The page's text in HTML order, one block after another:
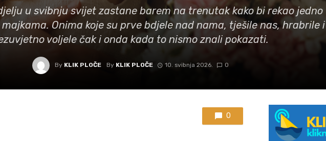
u svibnju svijet zastane barem na trenutak kako bi rekao jedno
Onima koje su prve bdjele nad nama, tješile nas, hrabrile i
voljele čak i onda kada to nismo znali pokazati.
By KLIK PLOČE By KLIK PLOČE 10. svibnja 2026. 0
0